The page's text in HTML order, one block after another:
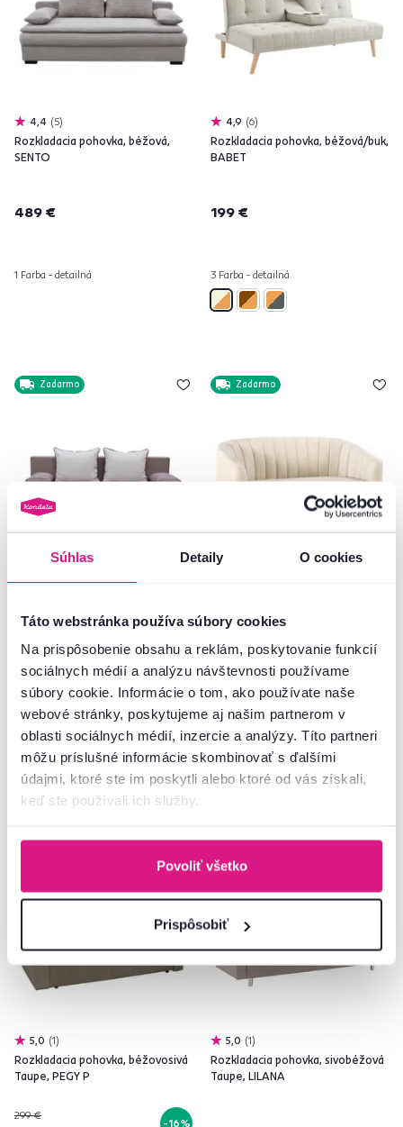
Súhlas Detaily O cookies
Táto webstránka používa súbory cookies
Na prispôsobenie obsahu a reklám, poskytovanie funkcií
sociálnych médií a analýzu návštevnosti používame
súbory cookie. Informácie o tom, ako používate naše
webové stránky, poskytujeme aj našim partnerom v
oblasti sociálnych médií, inzercie a analýzy. Títo partneri
môžu príslušné informácie skombinovať s ďalšími
údajmi, ktoré ste im poskytli alebo ktoré od vás získali,
keď ste používali ich služby.
Povoliť všetko
Prispôsobiť
4,4 5
Rozkladacia pohovka, béžová,
SENTO
489 €
1 Farba - detailná
4,9 6
Rozkladacia pohovka, béžová/buk,
BABET
199 €
3 Farba - detailná
Zadarmo
4,8 21
béžová/hnedá, TIMON
265 €
2 Farba - detailná
Zadarmo
látka/gold chróm-zlatý, BAGY
269 €
5 Farba - detailná
Zadarmo
Akcia
5,0 1
Rozkladacia pohovka, béžovosivá
Taupe, PEGY P
299 €
-16%
Zadarmo
5,0 1
Rozkladacia pohovka, sivobéžová
Taupe, LILANA